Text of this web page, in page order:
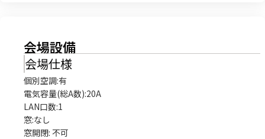
会場設備
会場仕様
個別空調:有
電気容量(総A数):20A
LAN口数:1
窓:なし
窓開閉: 不可